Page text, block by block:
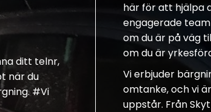
ditt telnr,
när du
#Vi
här för att hjälpa
engagerade
om du är på väg
om du är
Vi erbjuder
omtanke, och vi
uppstår. Från